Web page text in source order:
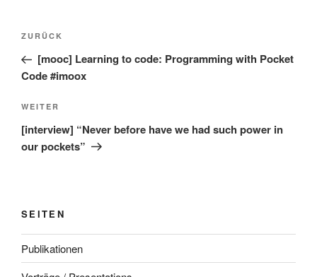
Beitragsnavigation
Vorheriger
Beitrag
ZURÜCK
[mooc] Learning to code: Programming with Pocket
Code #imoox
Nächster
Beitrag
WEITER
[interview] “Never before have we had such power in
our pockets”
SEITEN
Publikationen